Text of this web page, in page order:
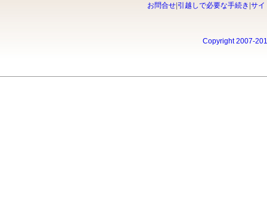
お問合せ 引越しで必要な手続き サイ
Copyright 2007-